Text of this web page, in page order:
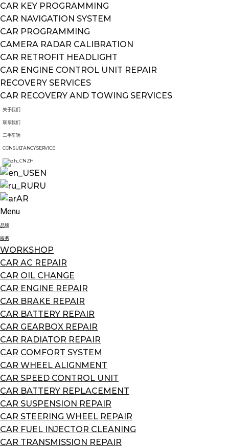
CAR KEY PROGRAMMING
CAR NAVIGATION SYSTEM
CAR PROGRAMMING
CAMERA RADAR CALIBRATION
CAR RETROFIT HEADLIGHT
CAR ENGINE CONTROL UNIT REPAIR
RECOVERY SERVICES
CAR RECOVERY AND TOWING SERVICES
关于我们
联系我们
二手车辆
CONSULTANCY SERVICE
ZH
EN
RU
AR
Menu
品牌
服务
WORKSHOP
CAR AC REPAIR
CAR OIL CHANGE
CAR ENGINE REPAIR
CAR BRAKE REPAIR
CAR BATTERY REPAIR
CAR GEARBOX REPAIR
CAR RADIATOR REPAIR
CAR COMFORT SYSTEM
CAR WHEEL ALIGNMENT
CAR SPEED CONTROL UNIT
CAR BATTERY REPLACEMENT
CAR SUSPENSION REPAIR
CAR STEERING WHEEL REPAIR
CAR FUEL INJECTOR CLEANING
CAR TRANSMISSION REPAIR